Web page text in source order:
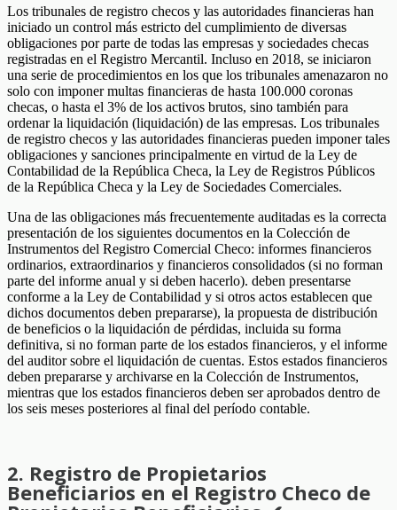
Los tribunales de registro checos y las autoridades financieras han
iniciado un control más estricto del cumplimiento de diversas
obligaciones por parte de todas las empresas y sociedades checas
registradas en el Registro Mercantil. Incluso en 2018, se iniciaron
una serie de procedimientos en los que los tribunales amenazaron no
solo con imponer multas financieras de hasta 100.000 coronas
checas, o hasta el 3% de los activos brutos, sino también para
ordenar la liquidación (liquidación) de las empresas. Los tribunales
de registro checos y las autoridades financieras pueden imponer tales
obligaciones y sanciones principalmente en virtud de la Ley de
Contabilidad de la República Checa, la Ley de Registros Públicos
de la República Checa y la Ley de Sociedades Comerciales.
Una de las obligaciones más frecuentemente auditadas es la correcta
presentación de los siguientes documentos en la Colección de
Instrumentos del Registro Comercial Checo: informes financieros
ordinarios, extraordinarios y financieros consolidados (si no forman
parte del informe anual y si deben hacerlo). deben presentarse
conforme a la Ley de Contabilidad y si otros actos establecen que
dichos documentos deben prepararse), la propuesta de distribución
de beneficios o la liquidación de pérdidas, incluida su forma
definitiva, si no forman parte de los estados financieros, y el informe
del auditor sobre el liquidación de cuentas. Estos estados financieros
deben prepararse y archivarse en la Colección de Instrumentos,
mientras que los estados financieros deben ser aprobados dentro de
los seis meses posteriores al final del período contable.
2. Registro de Propietarios
Beneficiarios en el Registro Checo de